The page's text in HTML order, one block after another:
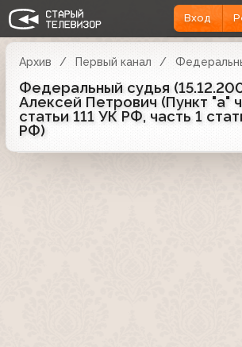
Вход
Архив Первый канал
Федеральный судья
Алексей Петрович (Пункт "а"
статьи 111 УК РФ, часть 1
РФ)